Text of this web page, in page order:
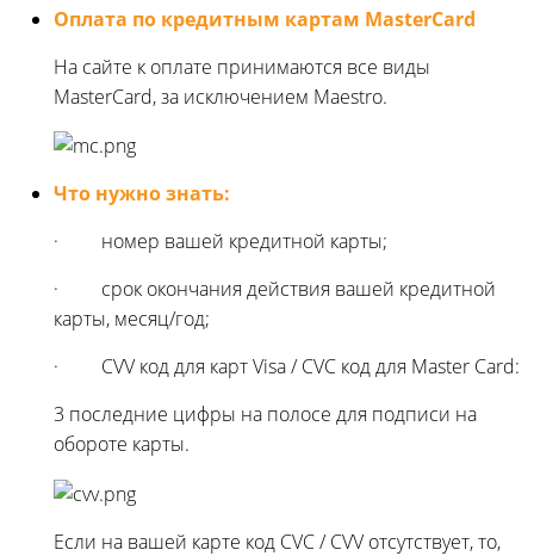
Оплата по кредитным картам MasterCard
На сайте к оплате принимаются все виды
MasterCard, за исключением Maestro.
Что нужно знать:
· номер вашей кредитной карты;
· cрок окончания действия вашей кредитной
карты, месяц/год;
· CVV код для карт Visa / CVC код для Master Card:
3 последние цифры на полосе для подписи на
обороте карты.
Если на вашей карте код CVC / CVV отсутствует, то,